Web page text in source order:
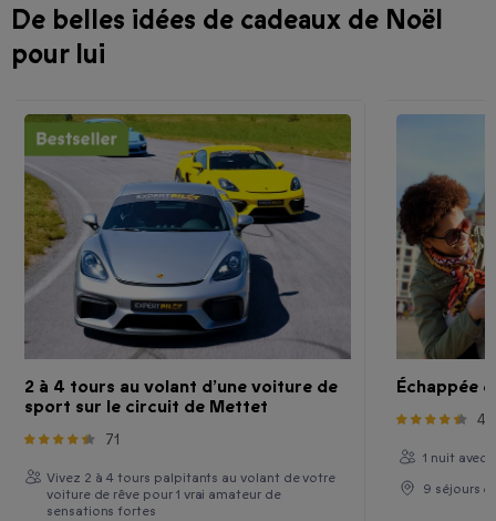
De belles idées de cadeaux de Noël
pour lui
2 à 4 tours au volant d’une voiture de
sport sur le circuit de Mettet
71
Vivez 2 à 4 tours palpitants au volant de votre
voiture de rêve pour 1 vrai amateur de
sensations fortes
Échappée
48
1 nuit avec
9 séjours